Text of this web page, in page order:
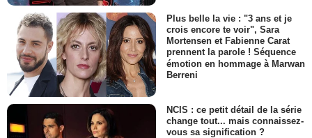
Plus belle la vie : "3 ans et je
crois encore te voir", Sara
Mortensen et Fabienne Carat
prennent la parole ! Séquence
émotion en hommage à Marwan
Berreni
NCIS : ce petit détail de la série
change tout... mais connaissez-
vous sa signification ?